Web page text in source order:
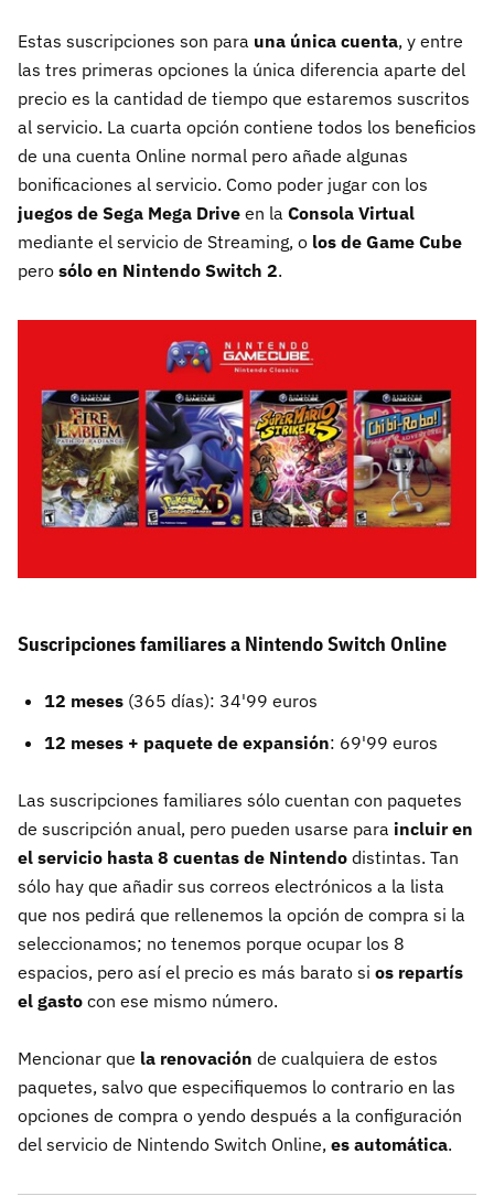
Estas suscripciones son para una única cuenta, y entre
las tres primeras opciones la única diferencia aparte del
precio es la cantidad de tiempo que estaremos suscritos
al servicio. La cuarta opción contiene todos los beneficios
de una cuenta Online normal pero añade algunas
bonificaciones al servicio. Como poder jugar con los
juegos de Sega Mega Drive en la Consola Virtual
mediante el servicio de Streaming, o los de Game Cube
pero sólo en Nintendo Switch 2.
Suscripciones familiares a Nintendo Switch Online
12 meses (365 días): 34'99 euros
12 meses + paquete de expansión: 69'99 euros
Las suscripciones familiares sólo cuentan con paquetes
de suscripción anual, pero pueden usarse para incluir en
el servicio hasta 8 cuentas de Nintendo distintas. Tan
sólo hay que añadir sus correos electrónicos a la lista
que nos pedirá que rellenemos la opción de compra si la
seleccionamos; no tenemos porque ocupar los 8
espacios, pero así el precio es más barato si os repartís
el gasto con ese mismo número.
Mencionar que la renovación de cualquiera de estos
paquetes, salvo que especifiquemos lo contrario en las
opciones de compra o yendo después a la configuración
del servicio de Nintendo Switch Online, es automática.